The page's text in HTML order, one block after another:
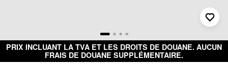
PRIX INCLUANT LA TVA ET LES DROITS DE DOUANE. AUCUN
FRAIS DE DOUANE SUPPLÉMENTAIRE.